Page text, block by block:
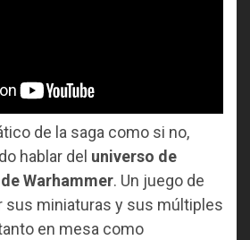
de la saga como si no,
hablar del universo de
Warhammer. Un juego de
sus miniaturas y sus múltiples
en mesa como